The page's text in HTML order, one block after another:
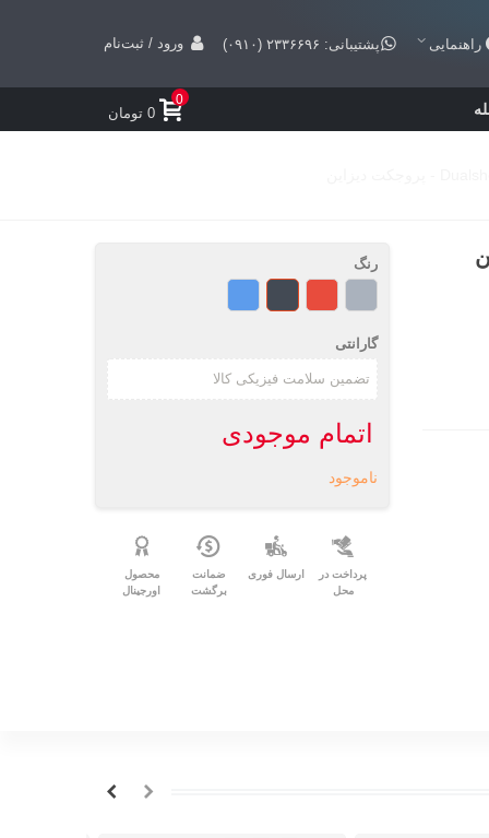
راهنمایی پشتیبانی: ۲۳۳۶۶۹۶ (۰۹۱۰) ورود / ثبت‌نام
0
0 تومان
رنگ
گارانتی
اتمام موجودی
ناموجود
پرداخت در
محل
ارسال فوری
ضمانت
برگشت
محصول
اورجینال